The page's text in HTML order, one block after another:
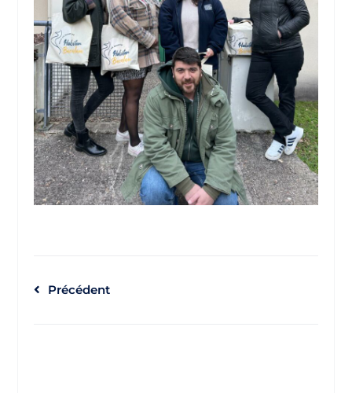
Précédent